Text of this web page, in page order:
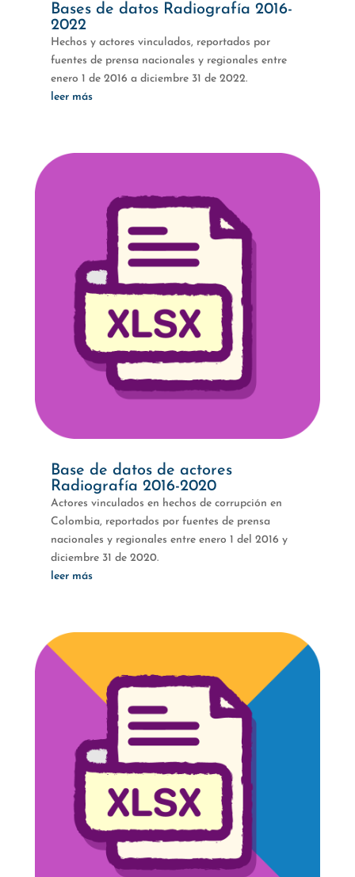
Bases de datos Radiografía 2016-
2022
Hechos y actores vinculados, reportados por
fuentes de prensa nacionales y regionales entre
enero 1 de 2016 a diciembre 31 de 2022.
leer más
Base de datos de actores
Radiografía 2016-2020
Actores vinculados en hechos de corrupción en
Colombia, reportados por fuentes de prensa
nacionales y regionales entre enero 1 del 2016 y
diciembre 31 de 2020.
leer más